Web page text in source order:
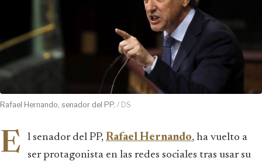
Rafael Hernando, senador del PP. / DS
E l senador del PP, Rafael Hernando, ha vuelto a
ser protagonista en las redes sociales tras usar su